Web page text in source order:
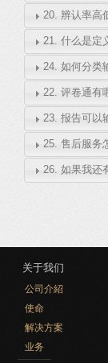
20. 辨认率高
21. 什么是定
24. 如何分类
22. 评卷通有
23. 报告可以
25. 售后服务
26. 如果我还
关于我们
公司介紹
使命
解决方案
业务